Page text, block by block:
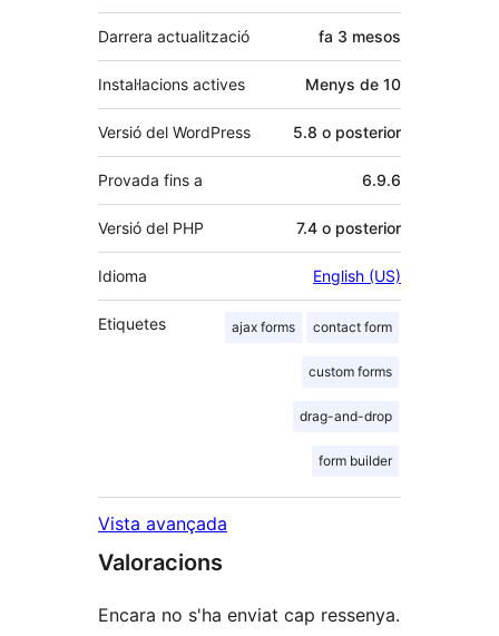
Darrera actualització fa 3 mesos
Instal·lacions actives Menys de 10
Versió del WordPress 5.8 o posterior
Provada fins a 6.9.6
Versió del PHP 7.4 o posterior
Idioma English (US)
Etiquetes ajax forms contact form
custom forms
drag-and-drop
form builder
Vista avançada
Valoracions
Encara no s'ha enviat cap ressenya.